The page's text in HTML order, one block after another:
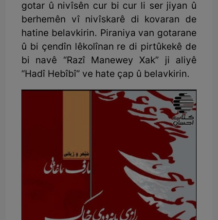
gotar û nivîsên cur bi cur li ser jiyan û
berhemên vî nivîskarê di kovaran de
hatine belavkirin. Piraniya van gotarane
û bi çendîn lêkolînan re di pirtûkekê de
bi navê “Razî Manewey Xak” ji aliyê
“Hadî Hebîbî” ve hate çap û belavkirin.